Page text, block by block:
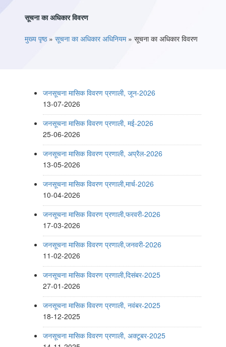
सूचना का अधिकार विवरण
You are here
मुख्य पृष्ठ» सूचना का अधिकार अधिनियम» सूचना का अधिकार विवरण
जनसूचना मासिक विवरण प्रणाली, जून-2026
13-07-2026
जनसूचना मासिक विवरण प्रणाली, मई-2026
25-06-2026
जनसूचना मासिक विवरण प्रणाली, अप्रैल-2026
13-05-2026
जनसूचना मासिक विवरण प्रणाली,मार्च-2026
10-04-2026
जनसूचना मासिक विवरण प्रणाली,फरवरी-2026
17-03-2026
जनसूचना मासिक विवरण प्रणाली,जनवरी-2026
11-02-2026
जनसूचना मासिक विवरण प्रणाली,दिसंबर-2025
27-01-2026
जनसूचना मासिक विवरण प्रणाली, नवंबर-2025
18-12-2025
जनसूचना मासिक विवरण प्रणाली, अक्टूबर-2025